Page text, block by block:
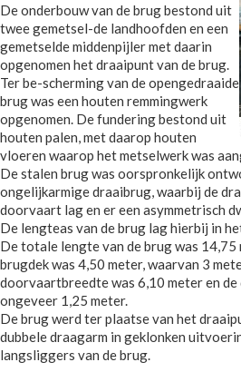
De onderbouw van de brug bestond uit
twee gemetsel-de landhoofden en een
gemetselde middenpijler met daarin
opgenomen het draaipunt van de brug.
Ter be-scherming van de opengedraaide
brug was een houten remmingwerk
opgenomen. De fundering bestond uit
houten palen, met daarop houten
vloeren waarop het metselwerk was
De stalen brug was oorspronkelijk
ongelijkarmige draaibrug, waarbij de
doorvaart lag en er een asymmetrisch
De lengteas van de brug lag hierbij in
De totale lengte van de brug was 14,75
brugdek was 4,50 meter, waarvan 3
doorvaartbreedte was 6,10 meter en
ongeveer 1,25 meter.
De brug werd ter plaatse van het
dubbele draagarm in geklonken
langsliggers van de brug.